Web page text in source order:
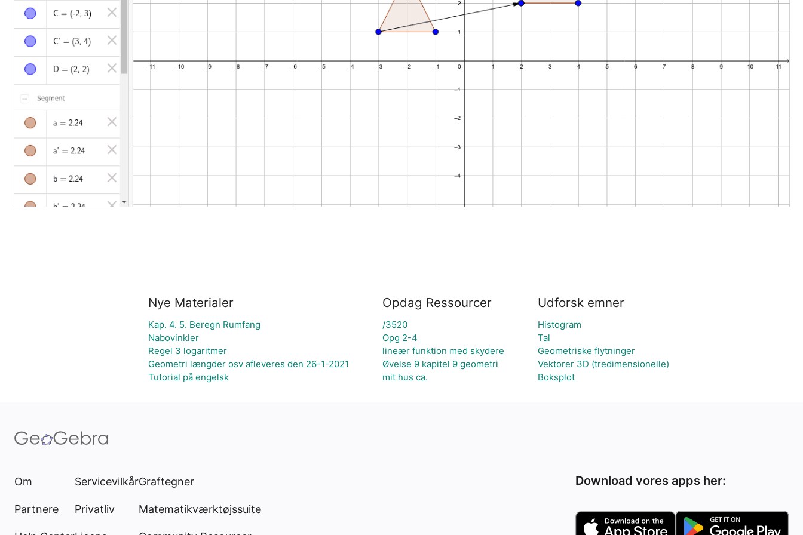
Nye Materialer
Kap. 4. 5. Beregn Rumfang
Nabovinkler
Regel 3 logaritmer
Geometri længder osv afleveres den 26-1-2021
Tutorial på engelsk
Opdag Ressourcer
/3520
Opg 2-4
lineær funktion med skydere
Øvelse 9 kapitel 9 geometri
mit hus ca.
Udforsk emner
Histogram
Tal
Geometriske flytninger
Vektorer 3D (tredimensionelle)
Boksplot
Om
Partnere
Servicevilkår
Privatliv
Graftegner
Matematikværktøjssuite
Download vores apps her: